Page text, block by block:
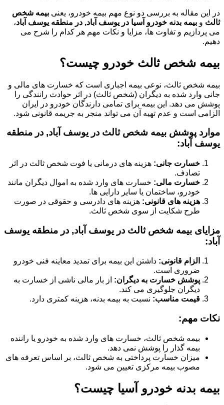
در این مقاله به بررسی دو نوع مهم بیمه خودرو، یعنی بیمه شخص
ثالث و بیمه بدنه خودرو آسیا در یوسف آباد, در منطقه یوسف آباد،
می پردازیم و تفاوت ها، مزایا و نکات مهم هر کدام را شرح می
دهیم.
بیمه شخص ثالث خودرو چیست؟
بیمه شخص ثالث، نوعی بیمه اجباری است که خسارت های مالی و
جانی وارد شده به دیگران (شخص ثالث) در اثر حوادث رانندگی را
پوشش می دهد. این بیمه برای تمامی دارندگان خودرو در ایران
الزامی است و عدم تهیه آن می تواند منجر به جریمه قانونی شود.
موارد پوشش بیمه شخص ثالث در یوسف آباد, در منطقه
یوسف آباد:
خسارت جانی: هزینه های درمانی یا فوت شخص ثالث در اثر
تصادف.
خسارت مالی: خسارت های وارد شده به اموال دیگران مانند
خودرو، ساختمان یا سایر دارایی ها.
هزینه های قانونی: هزینه های دادرسی و حقوقی در صورت
طرح شکایت از سوی شخص ثالث.
مزایای بیمه شخص ثالث در یوسف آباد, در منطقه یوسف
آباد:
الزام قانونی: داشتن این بیمه برای تمدید معاینه فنی خودرو
ضروری است.
پوشش خسارت به دیگران: از بار مالی ناشی از خسارت به
دیگران جلوگیری می کند.
قیمت مناسب: نسبت به بیمه بدنه، هزینه کمتری دارد.
نکات مهم:
بیمه شخص ثالث، خسارت های وارد شده به خودرو یا راننده
بیمه گذار را پوشش نمی دهد.
میزان خسارت پرداختی به شخص ثالث، بر اساس تعرفه های
مصوب بیمه مرکزی تعیین می شود.
بیمه بدنه خودرو آسیا چیست؟